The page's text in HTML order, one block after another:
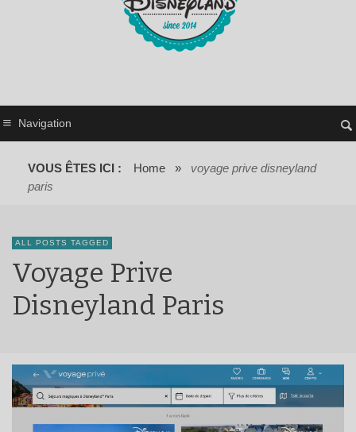
Navigation
VOUS ÊTES ICI : Home »
voyage prive disneyland
paris
ALL POSTS TAGGED
Voyage Prive
Disneyland Paris